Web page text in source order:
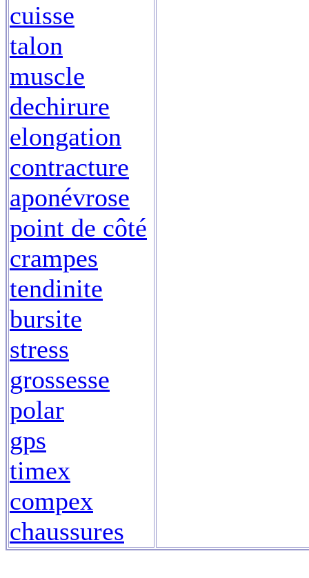
cuisse
talon
muscle
dechirure
elongation
contracture
aponévrose
point de côté
crampes
tendinite
bursite
stress
grossesse
polar
gps
timex
compex
chaussures